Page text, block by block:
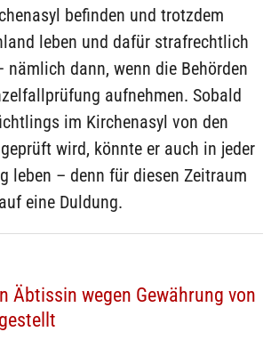
befinden und trotzdem
leben und dafür strafrechtlich
nämlich dann, wenn die Behörden
aufnehmen. Sobald
im Kirchenasyl von den
wird, könnte er auch in jeder
leben – denn für diesen Zeitraum
eine Duldung.
Äbtissin wegen Gewährung von